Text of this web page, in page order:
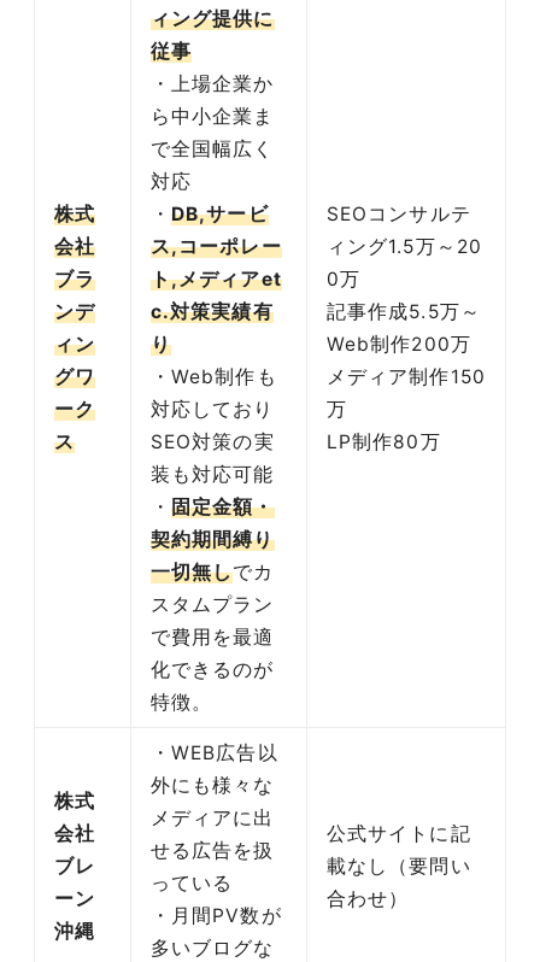
株式
会社
ブラ
ンデ
ィン
グワ
ーク
ス
ィング提供に
従事
・上場企業か
ら中小企業ま
で全国幅広く
対応
・ DB,サービ
ス,コーポレー
ト,メディアet
c.対策実績有
り
・Web制作も
対応しており
SEO対策の実
装も対応可能
・ 固定金額・
契約期間縛り
一切無しでカ
スタムプラン
で費用を最適
化できるのが
特徴。
SEOコンサルテ
ィング1.5万～20
0万
記事作成5.5万～
Web制作200万
メディア制作150
万
LP制作80万
株式
会社
ブレ
ーン
沖縄
・WEB広告以
外にも様々な
メディアに出
せる広告を扱
っている
・月間PV数が
多いブログな
公式サイトに記
載なし（要問い
合わせ）